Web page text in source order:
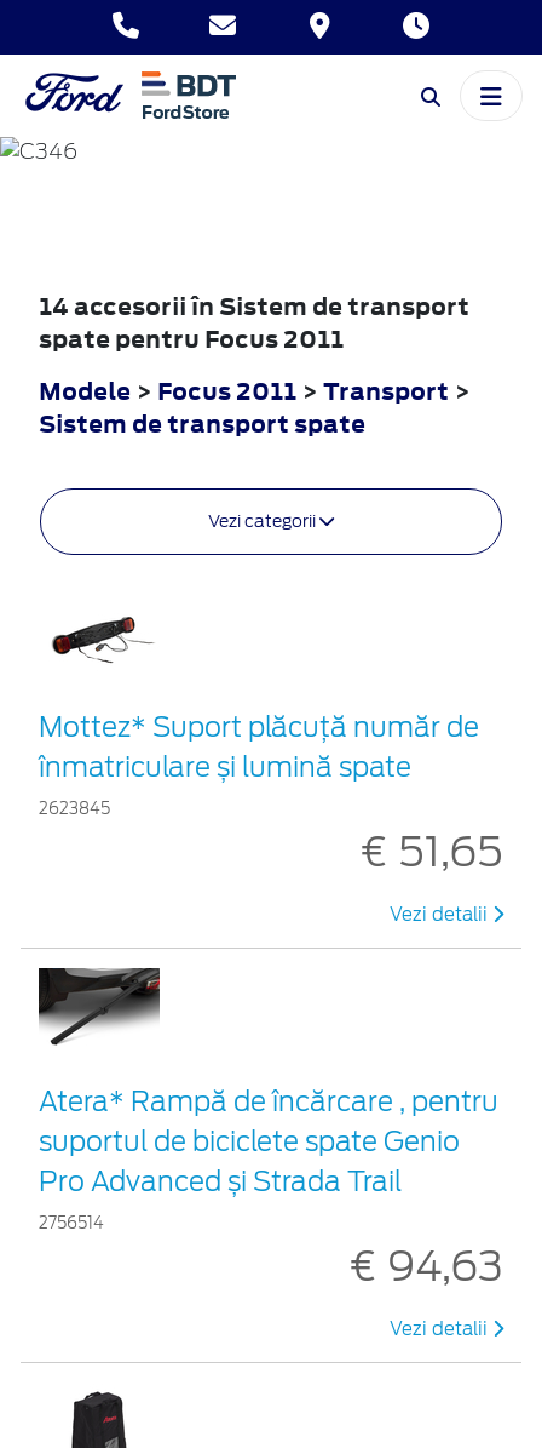
FOCUS
14 accesorii în Sistem de transport
spate pentru Focus 2011
Modele > Focus 2011 > Transport >
Sistem de transport spate
Vezi categorii
Mottez* Suport plăcuță număr de
înmatriculare și lumină spate
2623845
€ 51,65
Vezi detalii
Atera* Rampă de încărcare , pentru
suportul de biciclete spate Genio
Pro Advanced și Strada Trail
2756514
€ 94,63
Vezi detalii